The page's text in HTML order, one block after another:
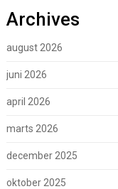
Archives
august 2026
juni 2026
april 2026
marts 2026
december 2025
oktober 2025